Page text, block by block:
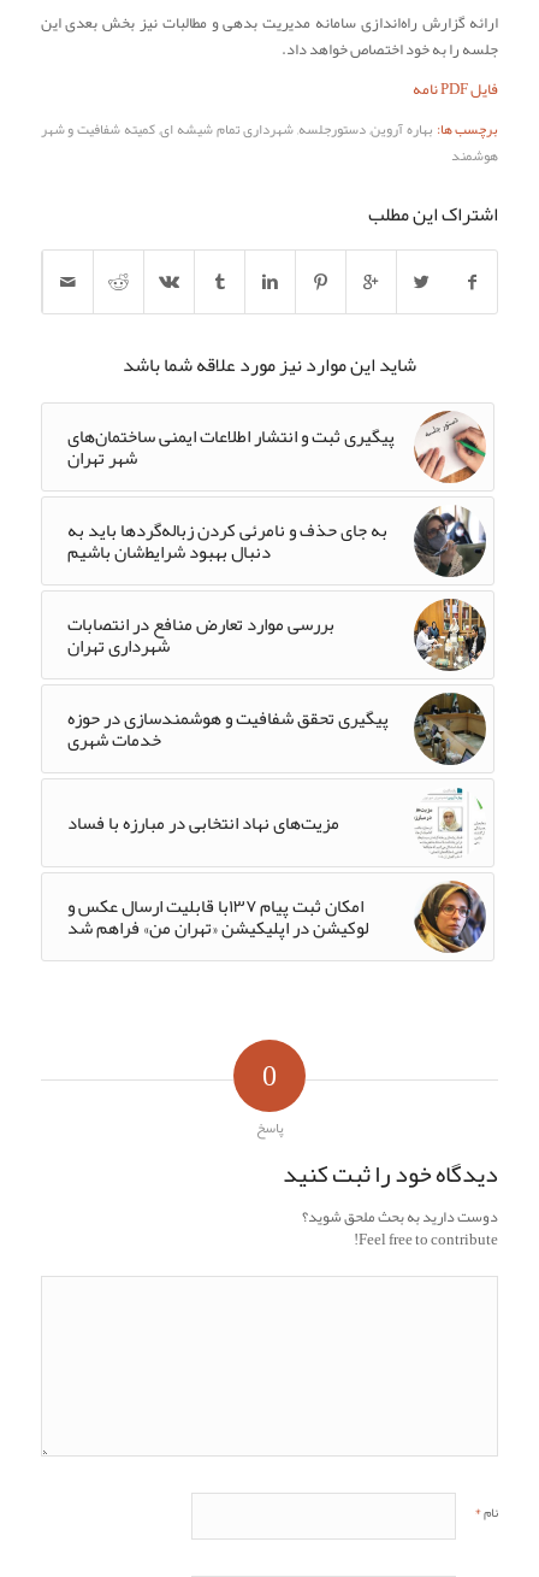
ارائه گزارش راه‌اندازی سامانه مدیریت بدهی و مطالبات نیز بخش بعدی این
جلسه را به خود اختصاص خواهد داد.
فایل PDF نامه
برچسب ها: بهاره آروین,دستورجلسه,شهرداری تمام شیشه ای,کمیته شفافیت و شهر
هوشمند
اشتراک این مطلب
شاید این موارد نیز مورد علاقه شما باشد
پیگیری ثبت و انتشار اطلاعات ایمنی ساختمان‌های
شهر تهران
به جای حذف و نامرئی کردن زباله‌گردها باید به
دنبال بهبود شرایط‌شان باشیم
بررسی موارد تعارض منافع در انتصابات
شهرداری تهران
پیگیری تحقق شفافیت و هوشمندسازی در حوزه
خدمات شهری
مزیت‌های نهاد انتخابی در مبارزه با فساد
امکان ثبت پیام ۱۳۷با قابلیت ارسال عکس و
لوکیشن در اپلیکیشن «تهران من» فراهم شد
0
پاسخ
دیدگاه خود را ثبت کنید
دوست دارید به بحث ملحق شوید؟
Feel free to contribute!
نام*